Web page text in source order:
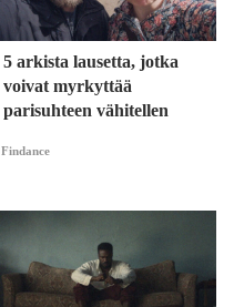
5 arkista lausetta, jotka
voivat myrkyttää
parisuhteen vähitellen
Findance